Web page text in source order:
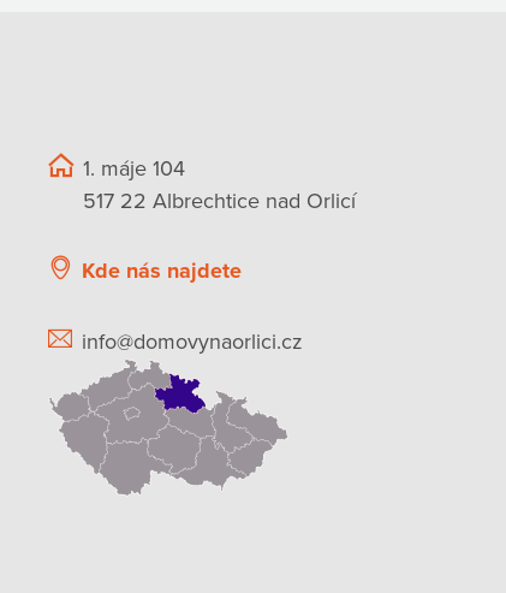
1. máje 104
517 22 Albrechtice nad Orlicí
Kde nás najdete
info@domovynaorlici.cz